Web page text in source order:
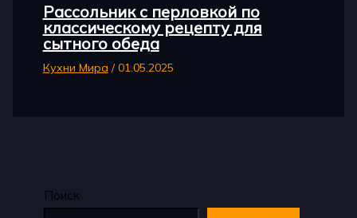
Рассольник с перловкой по
классическому рецепту для
сытного обеда
Кухни Мира /01.05.2025
Поиск